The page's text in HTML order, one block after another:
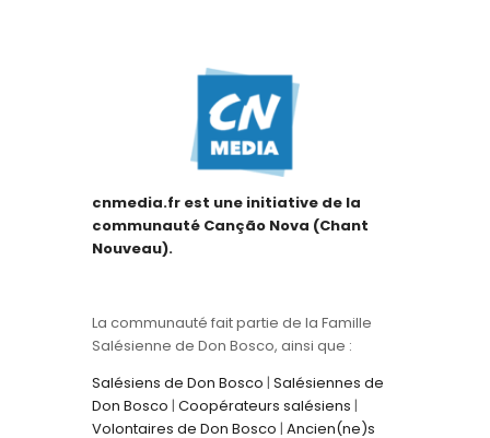
cnmedia.fr est une initiative de la
communauté Canção Nova (Chant
Nouveau).
La communauté fait partie de la Famille
Salésienne de Don Bosco, ainsi que :
Salésiens de Don Bosco | Salésiennes de
Don Bosco | Coopérateurs salésiens |
Volontaires de Don Bosco | Ancien(ne)s